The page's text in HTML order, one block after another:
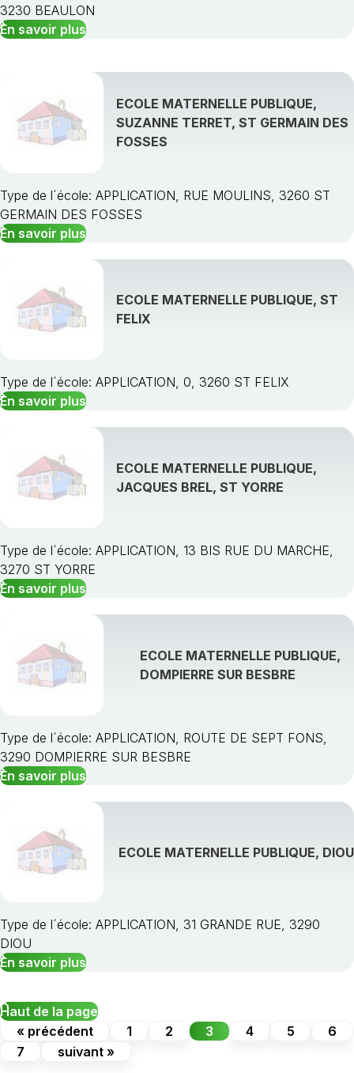
3230 BEAULON
En savoir plus
ECOLE MATERNELLE PUBLIQUE,
SUZANNE TERRET, ST GERMAIN DES
FOSSES
Type de l´école: APPLICATION, RUE MOULINS, 3260 ST
GERMAIN DES FOSSES
En savoir plus
ECOLE MATERNELLE PUBLIQUE, ST
FELIX
Type de l´école: APPLICATION, 0, 3260 ST FELIX
En savoir plus
ECOLE MATERNELLE PUBLIQUE,
JACQUES BREL, ST YORRE
Type de l´école: APPLICATION, 13 BIS RUE DU MARCHE,
3270 ST YORRE
En savoir plus
ECOLE MATERNELLE PUBLIQUE,
DOMPIERRE SUR BESBRE
Type de l´école: APPLICATION, ROUTE DE SEPT FONS,
3290 DOMPIERRE SUR BESBRE
En savoir plus
ECOLE MATERNELLE PUBLIQUE, DIOU
Type de l´école: APPLICATION, 31 GRANDE RUE, 3290
DIOU
En savoir plus
Haut de la page
« précédent
1 2 3 4 5
6
7
suivant »